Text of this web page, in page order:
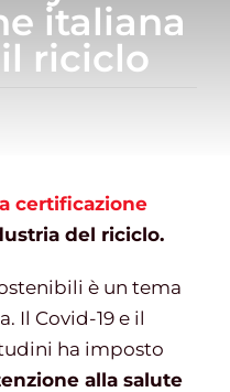
italiana
riciclo
certificazione
del riciclo.
è un tema
Il Covid-19 e il
ha imposto
alla salute